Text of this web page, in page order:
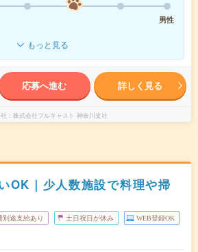
男性
もっと見る
応募へ進む 詳しく見る
株式会社フルキャスト 神奈川支社
OK｜少人数施設で料理や掃
別途支給あり 土日祝日が休み WEB登録OK